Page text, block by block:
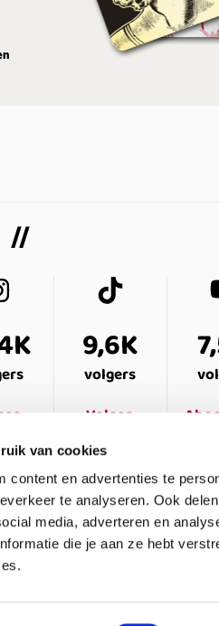
van cookies
content en advertenties te
te analyseren. Ook
media, adverteren en
die je aan ze hebt
9,6K
volgers
Volgen
VRAGEN